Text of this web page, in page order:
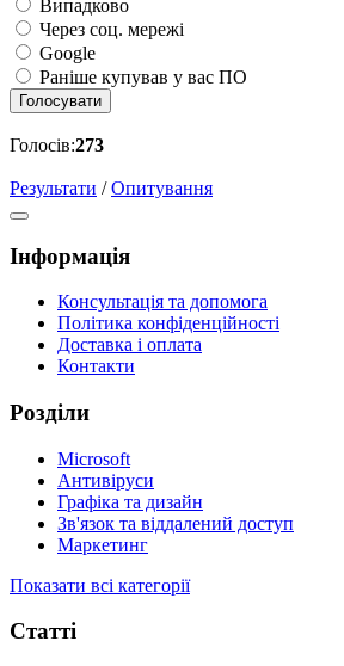
Випадково
Через соц. мережі
Google
Раніше купував у вас ПО
Голосувати
Голосів:273
Результати /Опитування
Інформація
Консультація та допомога
Політика конфіденційності
Доставка і оплата
Контакти
Розділи
Microsoft
Антивіруси
Графіка та дизайн
Зв'язок та віддалений доступ
Маркетинг
Показати всі категорії
Статті